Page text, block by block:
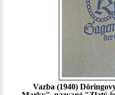
Vazba (1940)